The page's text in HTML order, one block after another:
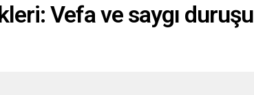
Vefa ve saygı duruşu